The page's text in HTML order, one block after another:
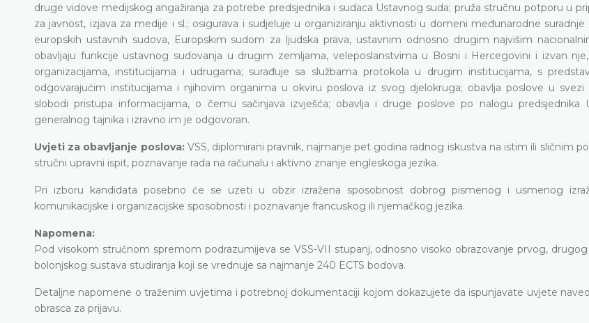
druge vidove medijskog angažiranja za potrebe predsjednika i sudaca Ustavnog suda; pruža stručnu potporu u
za javnost, izjava za medije i sl.; osigurava i sudjeluje u organiziranju aktivnosti u domeni međunarodne
europskih ustavnih sudova, Europskim sudom za ljudska prava, ustavnim odnosno drugim najvišim
obavljaju funkcije ustavnog sudovanja u drugim zemljama, veleposlanstvima u Bosni i Hercegovini i izvan
organizacijama, institucijama i udrugama; surađuje sa službama protokola u drugim institucijama, s
odgovarajućim institucijama i njihovim organima u okviru poslova iz svog djelokruga; obavlja poslove u
slobodi pristupa informacijama, o čemu sačinjava izvješća; obavlja i druge poslove po nalogu predsjednika
generalnog tajnika i izravno im je odgovoran.
Uvjeti za obavljanje poslova:VSS, diplomirani pravnik, najmanje pet godina radnog iskustva na istim ili sličnim
stručni upravni ispit, poznavanje rada na računalu i aktivno znanje engleskoga jezika.
Pri izboru kandidata posebno će se uzeti u obzir izražena sposobnost dobrog pismenog i usmenog
komunikacijske i organizacijske sposobnosti i poznavanje francuskog ili njemačkog jezika.
Napomena:
Pod visokom stručnom spremom podrazumijeva se VSS-VII stupanj, odnosno visoko obrazovanje prvog,
bolonjskog sustava studiranja koji se vrednuje sa najmanje 240 ECTS bodova.
Detaljne napomene o traženim uvjetima i potrebnoj dokumentaciji kojom dokazujete da ispunjavate uvjete
obrasca za prijavu.